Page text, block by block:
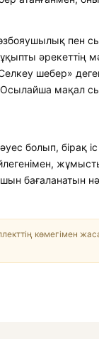
пен
әрекеттің
шебер»
мақал
болып, бірақ
бағаланатын
көмегімен